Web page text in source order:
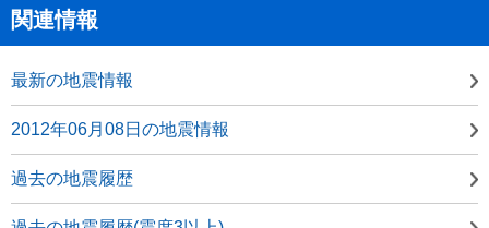
関連情報
最新の地震情報
2012年06月08日の地震情報
過去の地震履歴